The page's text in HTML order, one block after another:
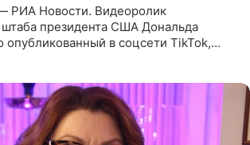
РИА Новости. Видеоролик
президента США Дональда
опубликованный в соцсети TikTok,